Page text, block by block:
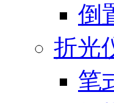
倒
折光
笔